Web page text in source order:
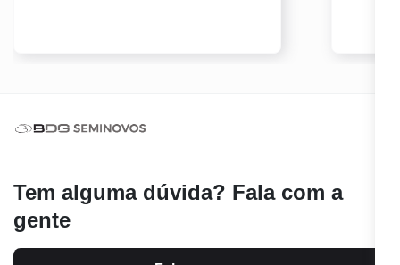
Tem alguma dúvida? Fala com a
gente